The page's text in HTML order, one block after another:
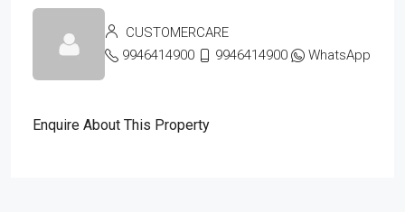
CUSTOMERCARE
9946414900
9946414900 WhatsApp
Enquire About This Property